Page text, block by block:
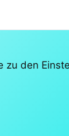
zu den